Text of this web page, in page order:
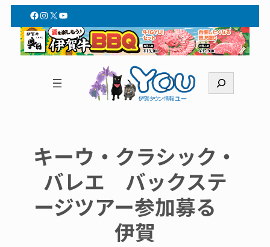
Facebook
Instagram
X YouTube
索
キーウ・クラシック・
バレエ バックステ
ージツアー参加募る
伊賀